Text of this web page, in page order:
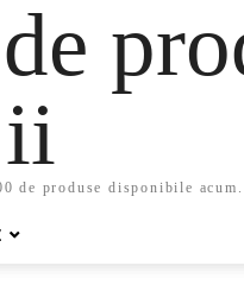
de produse disponibile